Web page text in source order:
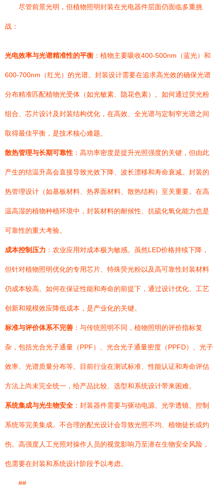
尽管前景光明，但植物照明封装在光电器件层面仍面临多重挑
战：
光电效率与光谱精准性的平衡 ：植物主要吸收400-500nm（蓝光）和
600-700nm（红光）的光谱。封装设计需要在追求高光效的确保光谱
分布精准匹配植物光受体（如光敏素、隐花色素）。如何通过荧光粉
组合、芯片设计及封装结构优化，在高效、全光谱与定制窄光谱之间
取得最佳平衡，是技术核心难题。
散热管理与长期可靠性 ：高功率密度是提升光照强度的关键，但由此
产生的结温升高会直接导致光效下降、波长漂移和寿命衰减。封装的
热管理设计（如基板材料、热界面材料、散热结构）至关重要。在高
温高湿的植物种植环境中，封装材料的耐候性、抗硫化氧化能力也是
可靠性的重大考验。
成本控制压力 ：农业应用对成本极为敏感。虽然LED价格持续下降，
但针对植物照明优化的专用芯片、特殊荧光粉以及高可靠性封装材料
仍成本较高。如何在保证性能和寿命的前提下，通过设计优化、工艺
创新和规模效应降低成本，是产业化的关键。
标准与评价体系不完善 ：与传统照明不同，植物照明的评价指标复
杂，包括光合光子通量（PPF）、光合光子通量密度（PPFD）、光子
效率、光谱质量分布等。目前行业在测试标准、性能认证和寿命评估
方法上尚未完全统一，给产品比较、选型和系统设计带来困难。
系统集成与光生物安全 ：封装器件需要与驱动电源、光学透镜、控制
系统等完美集成。不合理的配光设计会导致光照不均、植物徒长或灼
伤。高强度人工光照对操作人员的视觉影响乃至潜在生物安全风险，
也需要在封装和系统设计阶段予以考虑。
##